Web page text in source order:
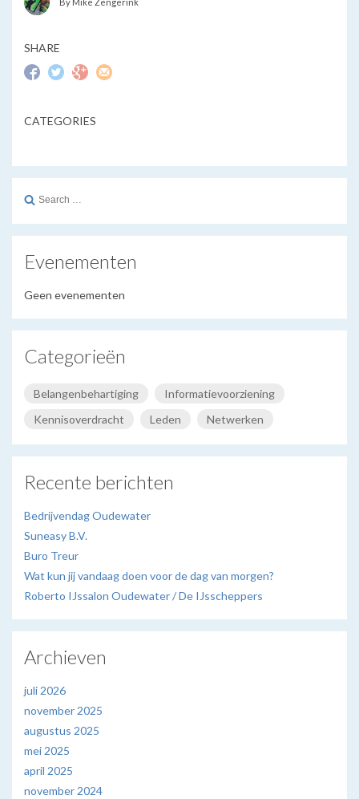
By Mike Zengerink
SHARE
CATEGORIES
Search
Evenementen
Geen evenementen
Categorieën
Belangenbehartiging
Informatievoorziening
Kennisoverdracht
Leden Netwerken
Recente berichten
Bedrijvendag Oudewater
Suneasy B.V.
Buro Treur
Wat kun jij vandaag doen voor de dag van morgen?
Roberto IJssalon Oudewater / De IJsscheppers
Archieven
juli 2026
november 2025
augustus 2025
mei 2025
april 2025
november 2024